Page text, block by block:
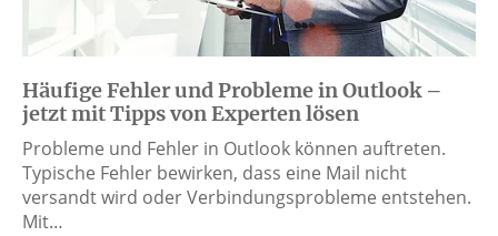
Häufige Fehler und Probleme in Outlook –
jetzt mit Tipps von Experten lösen
Probleme und Fehler in Outlook können auftreten.
Typische Fehler bewirken, dass eine Mail nicht
versandt wird oder Verbindungsprobleme entstehen.
Mit…